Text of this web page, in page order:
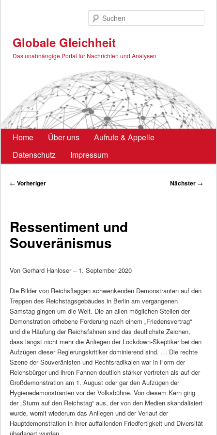
Globale Gleichheit
Das unabhängige Portal für Nachrichten und Analysen
Hauptmenü
Home Über uns
Aufrufe & Appelle
Datenschutz
Impressum
Beitragsnavigation
← Vorheriger Nächster →
Ressentiment und
Souveränismus
Von Gerhard Hanloser – 1. September 2020
Die Bilder von Reichsflaggen schwenkenden Demonstranten auf den
Treppen des Reichstagsgebäudes in Berlin am vergangenen
Samstag gingen um die Welt. Die an allen möglichen Stellen der
Demonstration erhobene Forderung nach einem „Friedensvertrag“
und die Häufung der Reichsfahnen sind das deutlichste Zeichen,
dass längst nicht mehr die Anliegen der Lockdown-Skeptiker bei den
Aufzügen dieser Regierungskritiker dominierend sind. … Die rechte
Szene der Souveränisten und Rechtsradikalen war in Form der
Reichsbürger und ihren Fahnen deutlich stärker vertreten als auf der
Großdemonstration am 1. August oder gar den Aufzügen der
Hygienedemonstranten vor der Volksbühne. Von diesem Kern ging
der „Sturm auf den Reichstag“ aus, der von den Medien skandalisiert
wurde, womit wiederum das Anliegen und der Verlauf der
Hauptdemonstration in ihrer auffallenden Friedfertigkeit und Diversität